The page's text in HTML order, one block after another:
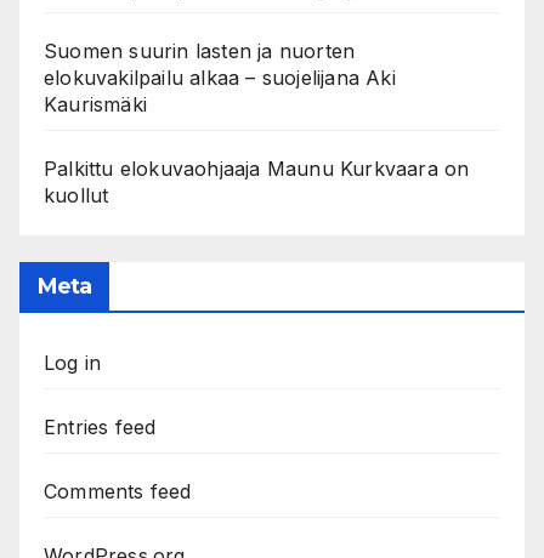
Suomen suurin lasten ja nuorten
elokuvakilpailu alkaa – suojelijana Aki
Kaurismäki
Palkittu elokuvaohjaaja Maunu Kurkvaara on
kuollut
Meta
Log in
Entries feed
Comments feed